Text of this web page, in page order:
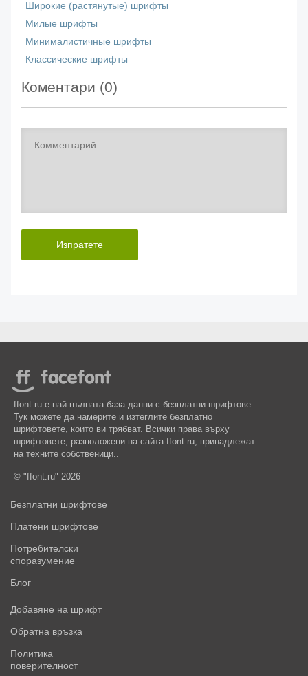
Широкие (растянутые) шрифты
Милые шрифты
Минималистичные шрифты
Классические шрифты
Коментари (0)
Изпратете
ffont.ru е най-пълната база данни с безплатни шрифтове.
Тук можете да намерите и изтеглите безплатно
шрифтовете, които ви трябват. Всички права върху
шрифтовете, разположени на сайта ffont.ru, принадлежат
на техните собственици..
© "ffont.ru" 2026
Безплатни шрифтове
Платени шрифтове
Потребителски
споразумение
Блог
Добавяне на шрифт
Обратна връзка
Политика
поверителност